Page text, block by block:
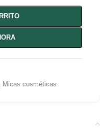
Micas cosméticas